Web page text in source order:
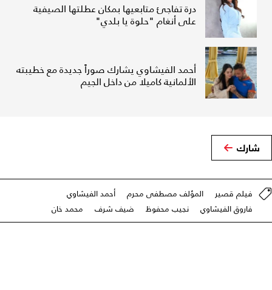
درة تفاجئ متابعيها بمكان عطلتها الصيفية
على أنغام "حلوة يا بلدي"
أحمد الفيشاوي يشارك صوراً جديدة مع خطيبته
الألمانية كاميلا من داخل الجيم
شارك
فيلم قصير المؤلف مصطفى محرم
أحمد الفيشاوي
فاروق الفيشاوي
نجيب محفوظ ضيف شرف محمد خان